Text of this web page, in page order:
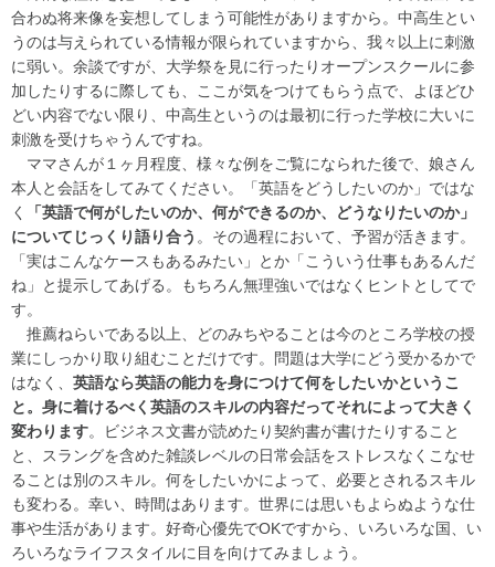
合わぬ将来像を妄想してしまう可能性がありますから。中高生とい
うのは与えられている情報が限られていますから、我々以上に刺激
に弱い。余談ですが、大学祭を見に行ったりオープンスクールに参
加したりするに際しても、ここが気をつけてもらう点で、よほどひ
どい内容でない限り、中高生というのは最初に行った学校に大いに
刺激を受けちゃうんですね。
ママさんが１ヶ月程度、様々な例をご覧になられた後で、娘さん
本人と会話をしてみてください。「英語をどうしたいのか」ではな
く
「英語で何がしたいのか、何ができるのか、どうなりたいのか」
についてじっくり語り合う 。その過程において、予習が活きます。
「実はこんなケースもあるみたい」とか「こういう仕事もあるんだ
ね」と提示してあげる。もちろん無理強いではなくヒントとしてで
す。
推薦ねらいである以上、どのみちやることは今のところ学校の授
業にしっかり取り組むことだけです。問題は大学にどう受かるかで
はなく、 英語なら英語の能力を身につけて何をしたいかというこ
と。身に着けるべく英語のスキルの内容だってそれによって大きく
変わります。ビジネス文書が読めたり契約書が書けたりすること
と、スラングを含めた雑談レベルの日常会話をストレスなくこなせ
ることは別のスキル。何をしたいかによって、必要とされるスキル
も変わる。幸い、時間はあります。世界には思いもよらぬような仕
事や生活があります。好奇心優先でOKですから、いろいろな国、い
ろいろなライフスタイルに目を向けてみましょう。